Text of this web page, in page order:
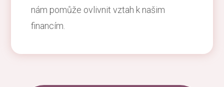
nám pomůže ovlivnit vztah k našim
financím.